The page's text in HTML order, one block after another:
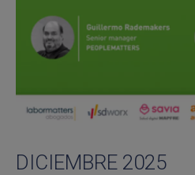
DICIEMBRE 2025